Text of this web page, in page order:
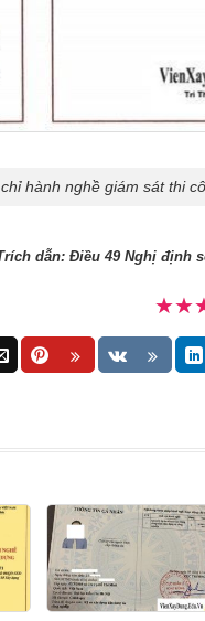
hành nghề giám sát thi
dẫn: Điều 49 Nghị định